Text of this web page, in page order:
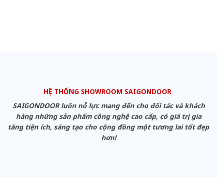
HỆ THỐNG SHOWROOM SAIGONDOOR
SAIGONDOOR luôn nỗ lực mang đến cho đối tác và khách
hàng những sản phẩm công nghệ cao cấp, có giá trị gia
tăng tiện ích, sáng tạo cho cộng đồng một tương lai tốt đẹp
hơn!